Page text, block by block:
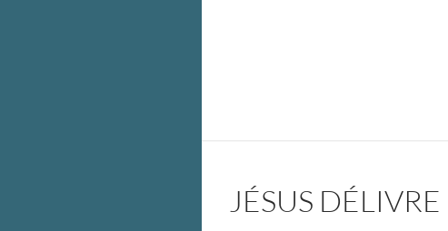
JÉSUS